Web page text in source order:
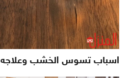
اسباب تسوس الخشب وعلاجه